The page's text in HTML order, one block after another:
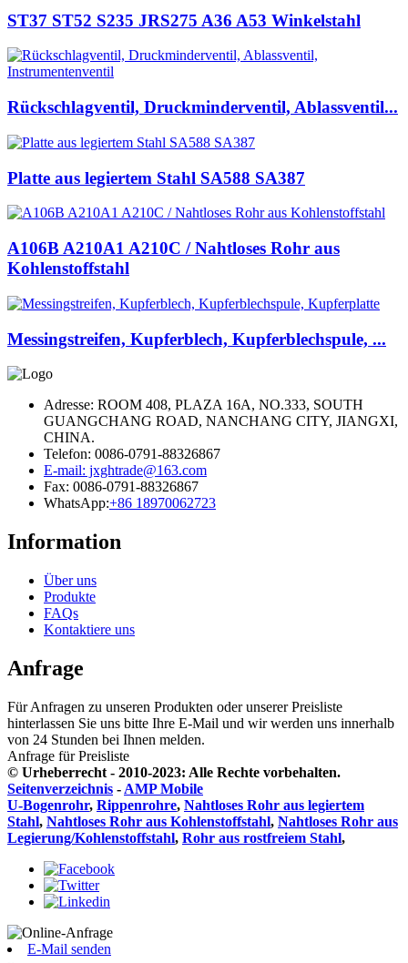
ST37 ST52 S235 JRS275 A36 A53 Winkelstahl
Rückschlagventil, Druckminderventil, Ablassventil...
Platte aus legiertem Stahl SA588 SA387
A106B A210A1 A210C / Nahtloses Rohr aus
Kohlenstoffstahl
Messingstreifen, Kupferblech, Kupferblechspule, ...
Adresse: ROOM 408, PLAZA 16A, NO.333, SOUTH
GUANGCHANG ROAD, NANCHANG CITY, JIANGXI,
CHINA.
Telefon: 0086-0791-88326867
E-mail: jxghtrade@163.com
Fax: 0086-0791-88326867
WhatsApp:+86 18970062723
Information
Über uns
Produkte
FAQs
Kontaktiere uns
Anfrage
Für Anfragen zu unseren Produkten oder unserer Preisliste
hinterlassen Sie uns bitte Ihre E-Mail und wir werden uns innerhalb
von 24 Stunden bei Ihnen melden.
Anfrage für Preisliste
© Urheberrecht - 2010-2023: Alle Rechte vorbehalten.
Seitenverzeichnis - AMP Mobile
U-Bogenrohr, Rippenrohre, Nahtloses Rohr aus legiertem
Stahl, Nahtloses Rohr aus Kohlenstoffstahl, Nahtloses Rohr aus
Legierung/Kohlenstoffstahl, Rohr aus rostfreiem Stahl,
E-Mail senden